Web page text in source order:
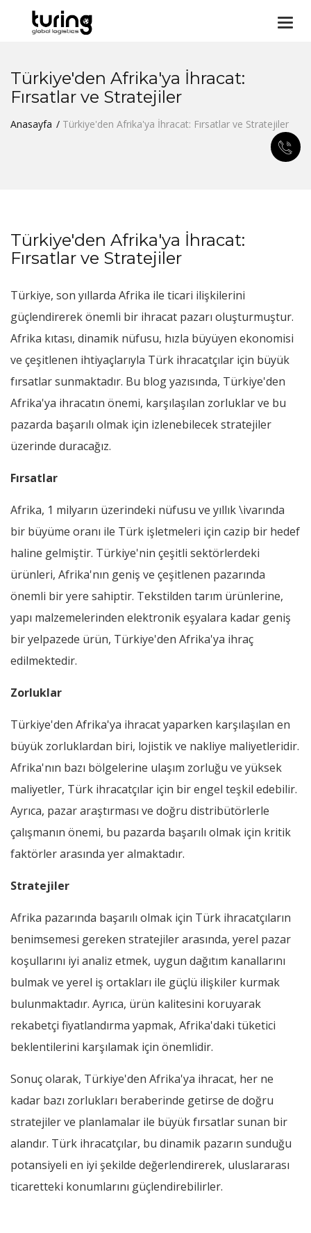
Türkiye'den Afrika'ya İhracat:
Fırsatlar ve Stratejiler
Anasayfa Türkiye'den Afrika'ya İhracat: Fırsatlar ve Stratejiler
Türkiye'den Afrika'ya İhracat:
Fırsatlar ve Stratejiler
Türkiye, son yıllarda Afrika ile ticari ilişkilerini
güçlendirerek önemli bir ihracat pazarı oluşturmuştur.
Afrika kıtası, dinamik nüfusu, hızla büyüyen ekonomisi
ve çeşitlenen ihtiyaçlarıyla Türk ihracatçılar için büyük
fırsatlar sunmaktadır. Bu blog yazısında, Türkiye'den
Afrika'ya ihracatın önemi, karşılaşılan zorluklar ve bu
pazarda başarılı olmak için izlenebilecek stratejiler
üzerinde duracağız.
Fırsatlar
Afrika, 1 milyarın üzerindeki nüfusu ve yıllık \ivarında
bir büyüme oranı ile Türk işletmeleri için cazip bir hedef
haline gelmiştir. Türkiye'nin çeşitli sektörlerdeki
ürünleri, Afrika'nın geniş ve çeşitlenen pazarında
önemli bir yere sahiptir. Tekstilden tarım ürünlerine,
yapı malzemelerinden elektronik eşyalara kadar geniş
bir yelpazede ürün, Türkiye'den Afrika'ya ihraç
edilmektedir.
Zorluklar
Türkiye'den Afrika'ya ihracat yaparken karşılaşılan en
büyük zorluklardan biri, lojistik ve nakliye maliyetleridir.
Afrika'nın bazı bölgelerine ulaşım zorluğu ve yüksek
maliyetler, Türk ihracatçılar için bir engel teşkil edebilir.
Ayrıca, pazar araştırması ve doğru distribütörlerle
çalışmanın önemi, bu pazarda başarılı olmak için kritik
faktörler arasında yer almaktadır.
Stratejiler
Afrika pazarında başarılı olmak için Türk ihracatçıların
benimsemesi gereken stratejiler arasında, yerel pazar
koşullarını iyi analiz etmek, uygun dağıtım kanallarını
bulmak ve yerel iş ortakları ile güçlü ilişkiler kurmak
bulunmaktadır. Ayrıca, ürün kalitesini koruyarak
rekabetçi fiyatlandırma yapmak, Afrika'daki tüketici
beklentilerini karşılamak için önemlidir.
Sonuç olarak, Türkiye'den Afrika'ya ihracat, her ne
kadar bazı zorlukları beraberinde getirse de doğru
stratejiler ve planlamalar ile büyük fırsatlar sunan bir
alandır. Türk ihracatçılar, bu dinamik pazarın sunduğu
potansiyeli en iyi şekilde değerlendirerek, uluslararası
ticaretteki konumlarını güçlendirebilirler.